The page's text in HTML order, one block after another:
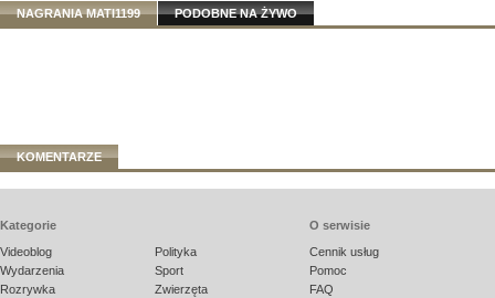
NAGRANIA MATI1199 PODOBNE NA ŻYWO
KOMENTARZE
Kategorie
Videoblog
Wydarzenia
Rozrywka
Polityka
Sport
Zwierzęta
O serwisie
Cennik usług
Pomoc
FAQ